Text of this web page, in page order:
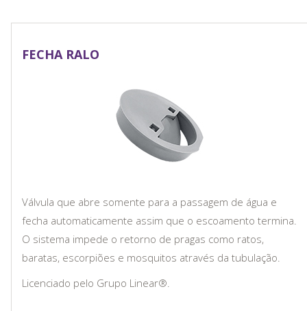
FECHA RALO
Válvula que abre somente para a passagem de água e
fecha automaticamente assim que o escoamento termina.
O sistema impede o retorno de pragas como ratos,
baratas, escorpiões e mosquitos através da tubulação.
Licenciado pelo Grupo Linear®.